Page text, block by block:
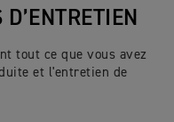
tout ce que vous avez
et l'entretien de